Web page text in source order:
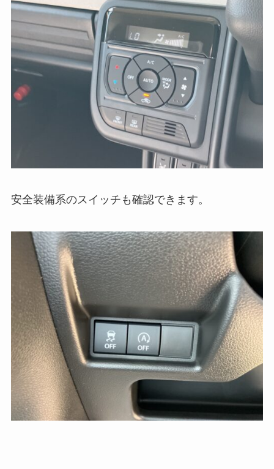
安全装備系のスイッチも確認できます。